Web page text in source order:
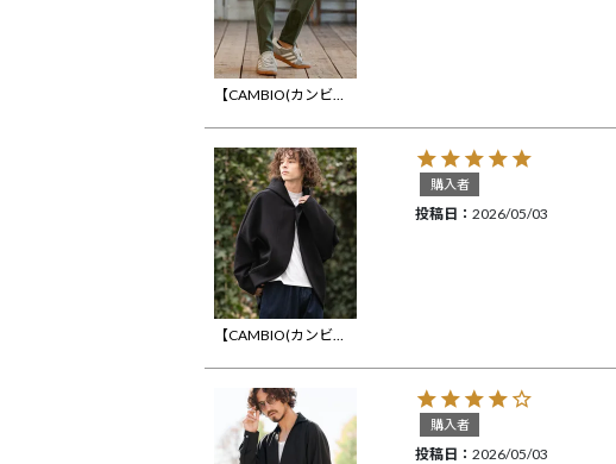
【CAMBIO(カンビオ)】バレットリブテーパードパンツ(BP-BFS0093)
【CAMBIO(カンビオ)】変形ドルマンスリーブポンチパーカー(HLCM0248)
購入者
投稿日 2026/05/03
購入者
投稿日 2026/05/03